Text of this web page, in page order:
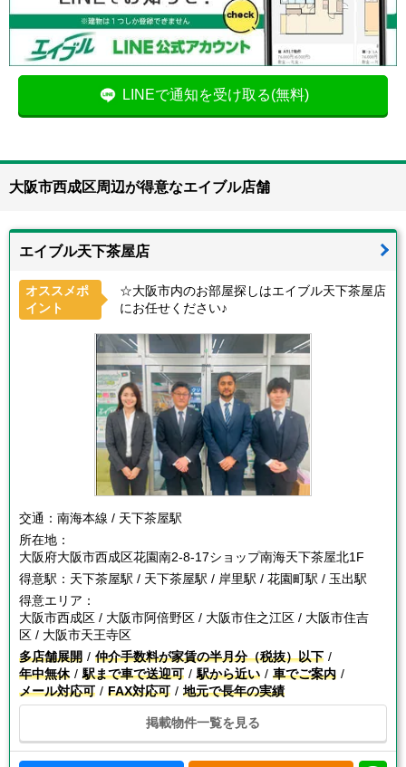
LINEで通知を受け取る(無料)
大阪市西成区周辺が得意なエイブル店舗
エイブル天下茶屋店
オススメポ
イント
☆大阪市内のお部屋探しはエイブル天下茶屋店
にお任せください♪
交通： 南海本線 / 天下茶屋駅
所在地：
大阪府大阪市西成区花園南2-8-17ショップ南海天下茶屋北1F
得意駅： 天下茶屋駅 / 天下茶屋駅 / 岸里駅 / 花園町駅 / 玉出駅
得意エリア：
大阪市西成区 / 大阪市阿倍野区 / 大阪市住之江区 / 大阪市住吉
区 / 大阪市天王寺区
多店舗展開
仲介手数料が家賃の半月分（税抜）以下
年中無休
駅まで車で送迎可 駅から近い
車でご案内
メール対応可
FAX対応可 地元で長年の実績
掲載物件一覧を見る